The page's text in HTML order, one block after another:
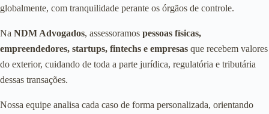
globalmente, com tranquilidade perante os órgãos de controle.
Na NDM Advogados, assessoramos pessoas físicas,
empreendedores, startups, fintechs e empresas que recebem valores
do exterior, cuidando de toda a parte jurídica, regulatória e tributária
dessas transações.
Nossa equipe analisa cada caso de forma personalizada, orientando